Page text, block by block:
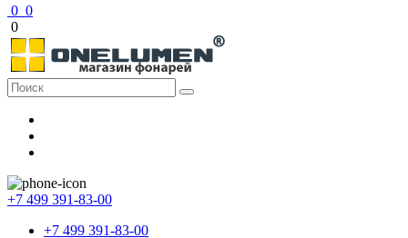
0 0
0
+7 499 391-83-00
+7 499 391-83-00